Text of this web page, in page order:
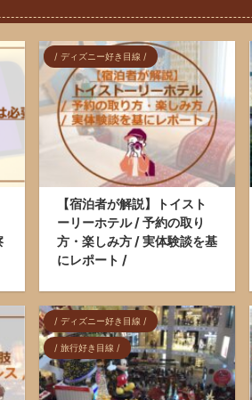
/ ディズニー好き目線 /
【宿泊者が解説】トイスト
ーリーホテル / 予約の取り
方・楽しみ方 / 実体験談を基
にレポート /
/ ディズニー好き目線 /
/ 旅行好き目線 /